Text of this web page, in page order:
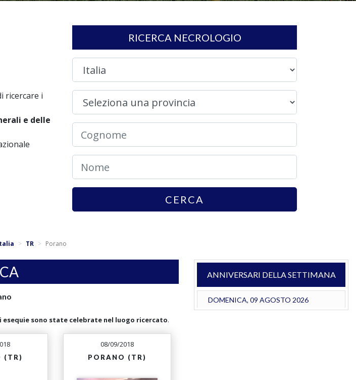
ricercare i
e delle
RICERCA NECROLOGIO
CERCA
TR Porano
esequie sono state celebrate nel luogo ricercato.
(TR)
08/09/2018
PORANO (TR)
ANNIVERSARI DELLA SETTIMANA
DOMENICA, 09 AGOSTO 2026